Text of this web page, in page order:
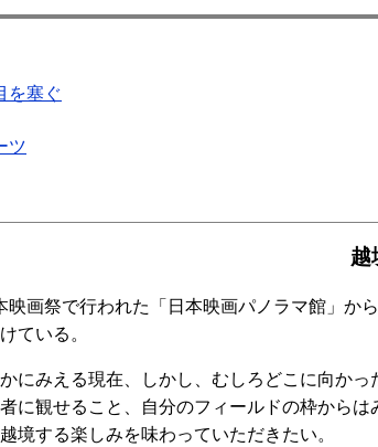
を塞ぐ
ツ
越
画祭で行われた「日本映画パノラマ館」か
ている。
にみえる現在、しかし、むしろどこに向か
に観せること、自分のフィールドの枠から
境する楽しみを味わっていただきたい。